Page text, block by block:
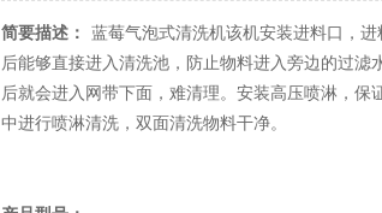
简要描述：
蓝莓气泡式清洗机该机安装进料口，
后能够直接进入清洗池，防止物料进入旁边的过滤
后就会进入网带下面，难清理。安装高压喷淋，保
中进行喷淋清洗，双面清洗物料干净。